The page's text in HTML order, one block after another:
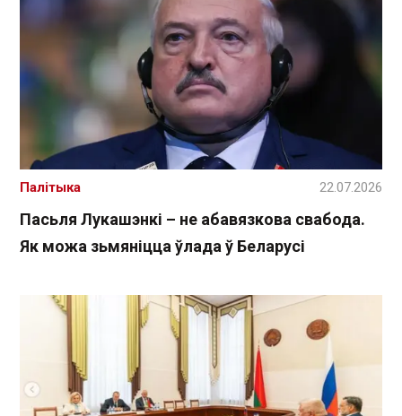
Пасьля Лукашэнкі – не абавязкова свабода.
Як можа зьмяніцца ўлада ў Беларусі
Палітыка 22.07.2026